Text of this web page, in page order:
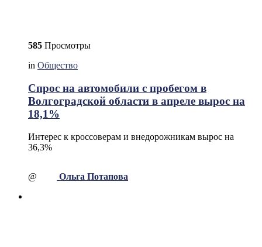
585 Просмотры
in Общество
Спрос на автомобили с пробегом в
Волгоградской области в апреле вырос на
18,1%
Интерес к кроссоверам и внедорожникам вырос на
36,3%
@ Ольга Потапова